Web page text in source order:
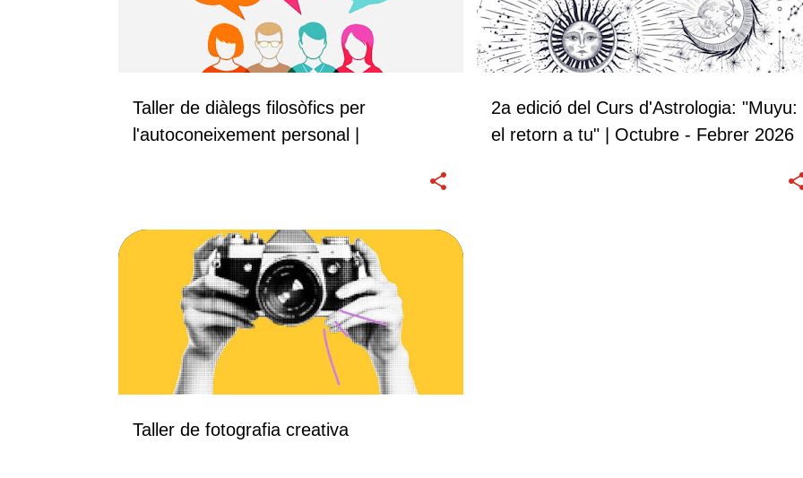
Taller de diàlegs filosòfics per
l'autoconeixement personal |
2a edició del Curs d'Astrologia: "Muyu:
el retorn a tu" | Octubre - Febrer 2026
Taller de fotografia creativa